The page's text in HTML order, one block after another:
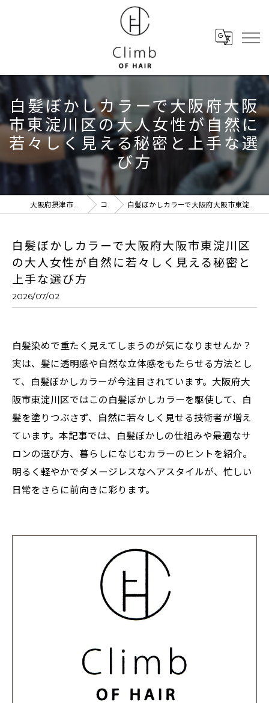
白髪ぼかしカラーで大阪府大阪
市東淀川区の大人女性が自然に
若々しく見える秘密と上手な選
び方
大阪府摂津市の美容室ならClimb of hair コラム 白髪ぼかしカラーで大阪府大阪市東淀川区の大人女性が自然に若々しく見える秘密と上手な選び方
白髪ぼかしカラーで大阪府大阪市東淀川区
の大人女性が自然に若々しく見える秘密と
上手な選び方
2026/07/02
白髪染めで重たく見えてしまうのが気になりませんか？
実は、髪に透明感や自然な立体感をもたらせる方法とし
て、白髪ぼかしカラーが今注目されています。大阪府大
阪市東淀川区ではこの白髪ぼかしカラーを駆使して、白
髪を塗りつぶさず、自然に若々しく見せる技術者が増え
ています。本記事では、白髪ぼかしの仕組みや最適なサ
ロンの選び方、暮らしになじむカラーのヒントを紹介。
明るく軽やかでダメージレスなヘアスタイルが、忙しい
日常をさらに前向きに彩ります。